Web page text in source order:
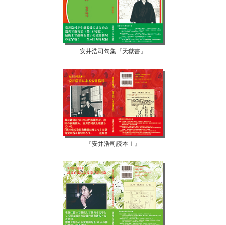
安井浩司句集『天獄書』
『安井浩司読本Ⅰ』